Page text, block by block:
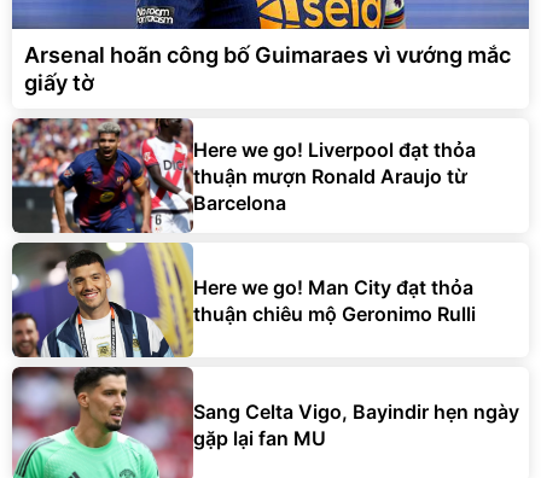
Arsenal hoãn công bố Guimaraes vì vướng mắc
giấy tờ
Here we go! Liverpool đạt thỏa
thuận mượn Ronald Araujo từ
Barcelona
Here we go! Man City đạt thỏa
thuận chiêu mộ Geronimo Rulli
Sang Celta Vigo, Bayindir hẹn ngày
gặp lại fan MU